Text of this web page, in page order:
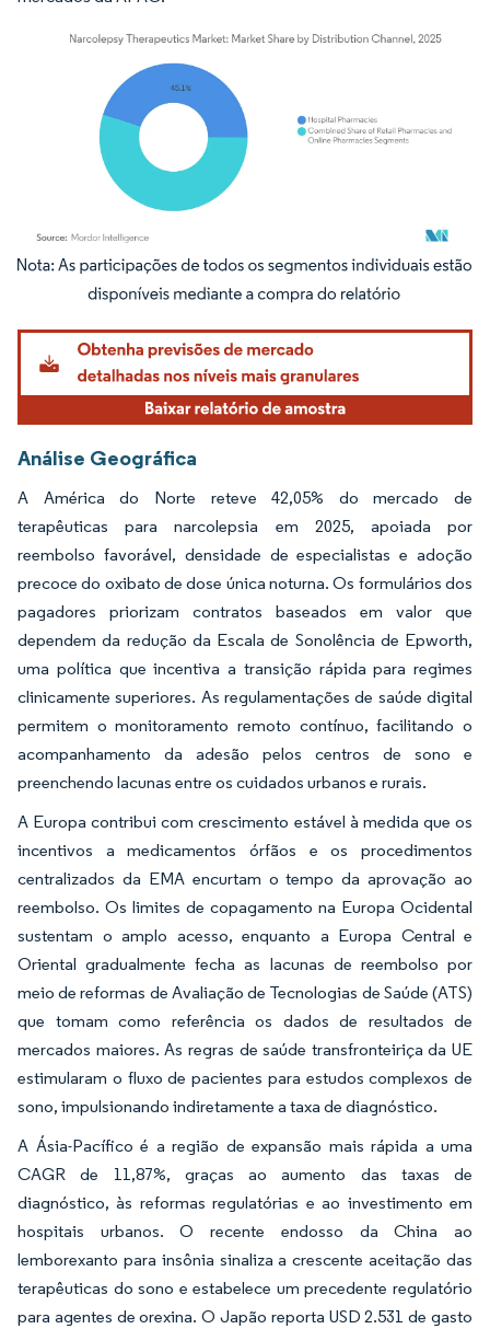
Imagem © Mordor Intelligence. O reuso requer atribuição conforme CC BY 4.0.
Análise Geográfica
A América do Norte reteve 42,05% do mercado de
terapêuticas para narcolepsia em 2025, apoiada por
reembolso favorável, densidade de especialistas e adoção
precoce do oxibato de dose única noturna. Os formulários dos
pagadores priorizam contratos baseados em valor que
dependem da redução da Escala de Sonolência de Epworth,
uma política que incentiva a transição rápida para regimes
clinicamente superiores. As regulamentações de saúde digital
permitem o monitoramento remoto contínuo, facilitando o
acompanhamento da adesão pelos centros de sono e
preenchendo lacunas entre os cuidados urbanos e rurais.
A Europa contribui com crescimento estável à medida que os
incentivos a medicamentos órfãos e os procedimentos
centralizados da EMA encurtam o tempo da aprovação ao
reembolso. Os limites de copagamento na Europa Ocidental
sustentam o amplo acesso, enquanto a Europa Central e
Oriental gradualmente fecha as lacunas de reembolso por
meio de reformas de Avaliação de Tecnologias de Saúde (ATS)
que tomam como referência os dados de resultados de
mercados maiores. As regras de saúde transfronteiriça da UE
estimularam o fluxo de pacientes para estudos complexos de
sono, impulsionando indiretamente a taxa de diagnóstico.
A Ásia-Pacífico é a região de expansão mais rápida a uma
CAGR de 11,87%, graças ao aumento das taxas de
diagnóstico, às reformas regulatórias e ao investimento em
hospitais urbanos. O recente endosso da China ao
lemborexanto para insônia sinaliza a crescente aceitação das
terapêuticas do sono e estabelece um precedente regulatório
para agentes de orexina. O Japão reporta USD 2.531 de gasto